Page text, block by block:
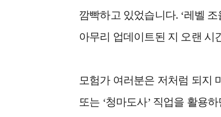
깜빡하고 있었습니다. ‘레벨
아무리 업데이트된 지 오랜 시
모험가 여러분은 저처럼 되지
또는 ‘청마도사’ 직업을 활용